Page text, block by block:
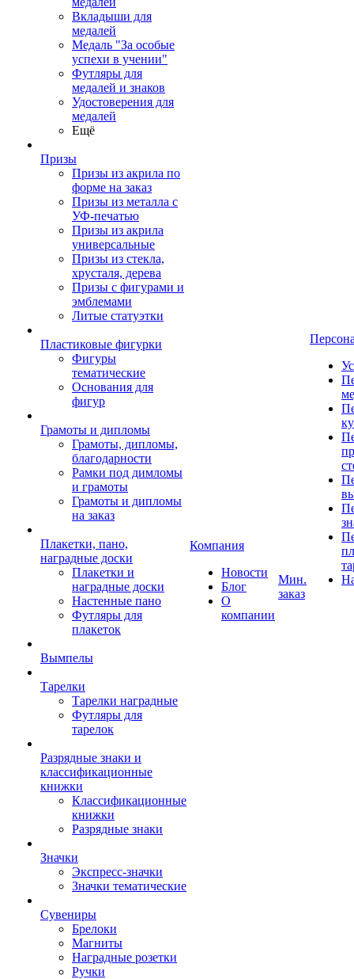
Вкладыши для
медалей
Медаль "За особые
успехи в учении"
Футляры для
медалей и знаков
Удостоверения для
медалей
Ещё
Призы
Призы из акрила по
форме на заказ
Призы из металла с
УФ-печатью
Призы из акрила
универсальные
Призы из стекла,
хрусталя, дерева
Призы с фигурами и
эмблемами
Литые статуэтки
Пластиковые фигурки
Фигуры
тематические
Основания для
фигур
Грамоты и дипломы
Грамоты, дипломы,
благодарности
Рамки под димломы
и грамоты
Грамоты и дипломы
на заказ
Плакетки, пано,
наградные доски
Плакетки и
наградные доски
Настенные пано
Футляры для
плакеток
Вымпелы
Тарелки
Тарелки наградные
Футляры для
тарелок
Разрядные знаки и
классификационные
книжки
Классификационные
книжки
Разрядные знаки
Значки
Экспресс-значки
Значки тематические
Сувениры
Брелоки
Магниты
Наградные розетки
Ручки
Компания
Новости
Блог
О
компании
Мин.
заказ